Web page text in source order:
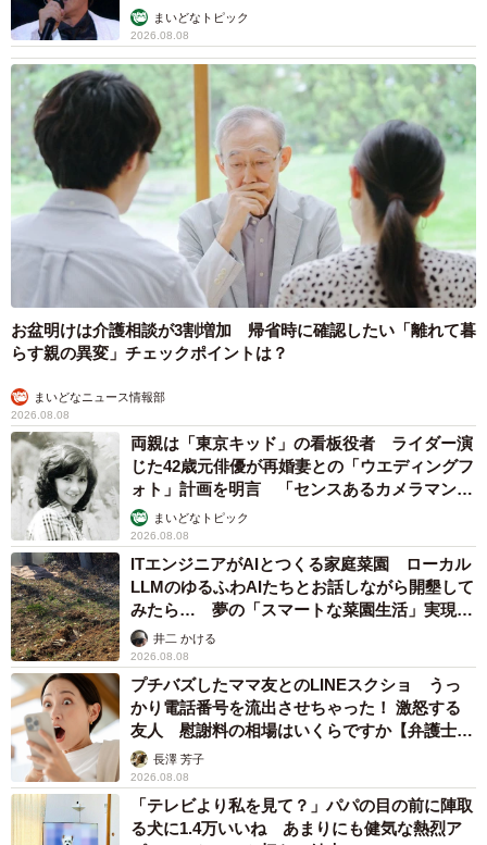
9/10
VR体験の様子
まいどなトピック
2026.08.08
お盆明けは介護相談が3割増加 帰省時に確認したい「離れて暮
らす親の異変」チェックポイントは？
まいどなニュース情報部
2026.08.08
両親は「東京キッド」の看板役者 ライダー演
じた42歳元俳優が再婚妻との「ウエディングフ
ォト」計画を明言 「センスあるカメラマン求
む」まいどなトピック
2026.08.08
ITエンジニアがAIとつくる家庭菜園 ローカル
LLMのゆるふわAIたちとお話しながら開墾して
みたら… 夢の「スマートな菜園生活」実現な
るか井二 かける
2026.08.08
プチバズしたママ友とのLINEスクショ うっ
かり電話番号を流出させちゃった！ 激怒する
友人 慰謝料の相場はいくらですか【弁護士が
解説】長澤 芳子
2026.08.08
「テレビより私を見て？」パパの目の前に陣取
る犬に1.4万いいね あまりにも健気な熱烈ア